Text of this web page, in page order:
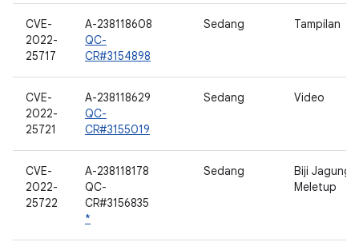
CVE-
2022-
25717
A-238118608
QC-
CR#3154898
Sedang Tampilan
CVE-
2022-
25721
A-238118629
QC-
CR#3155019
Sedang Video
CVE-
2022-
25722
A-238118178
QC-
CR#3156835
*
Sedang
Biji Jagung
Meletup